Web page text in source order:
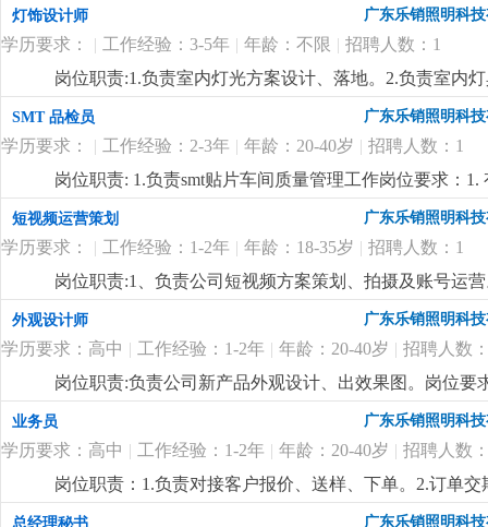
灯饰设计师 广东乐销照明科
学历要求： | 工作经验：3-5年 | 年龄：不限 | 招聘人数：1
岗位职责:1.负责室内灯光方案设计、落地。2.负责室内
开发。岗位要求:1.3年以上室内照明设计经验，熟练使
台灯、壁灯、办公线条灯、洗墙灯等设计开发业务熟练
更详细...
SMT 品检员 广东乐销照明科
学历要求： | 工作经验：2-3年 | 年龄：20-40岁 | 招聘人数：1
岗位职责: 1.负责smt贴片车间质量管理工作岗位要求：
片、焊接、回流焊等核心流程，熟悉 smt 产品（pcb 板
错贴、漏贴、虚焊、连锡、元器件偏移、极性反置等常
备，显微镜、万用表、示波器、aoi（自动光学检测）
公司出粮准时，包吃、包住，绩效奖、年终奖，月休2天
短视频运营策划 广东乐销照明科
学历要求： | 工作经验：1-2年 | 年龄：18-35岁 | 招聘人数：1
岗位职责:1、负责公司短视频方案策划、拍摄及账号运
然流量。能独立运营和维护公司旗下抖音及其他短视频
曝光度和知名度。2、参与视频内容策划、选题、脚本
向，善于捕捉当下热门视频、热点事件，结合品牌特性
体验。5、1-3年新媒体运营经验，熟悉短视频平台运营
捉新事物，思想跳跃的应届毕业生也可！7、公司福利
年终奖等。
外观设计师 广东乐销照明科
学历要求：高中 | 工作经验：1-2年 | 年龄：20-40岁 | 招聘人数
岗位职责:负责公司新产品外观设计、出效果图。岗位要
的构思、创新能力。2.工作认真负责，有团队精神，服
议。
业务员 广东乐销照明科
学历要求：高中 | 工作经验：1-2年 | 年龄：20-40岁 | 招聘人数
岗位职责：1.负责对接客户报价、送样、下单。2.订单
时上门拜访客户，维系客户关系。任职要求：男,18-35
总经理秘书 广东乐销照明科